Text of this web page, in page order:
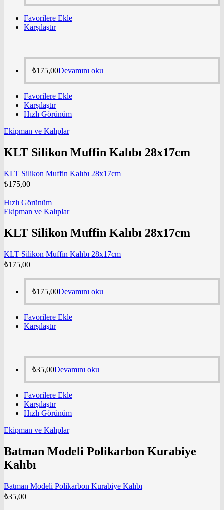
Favorilere Ekle
Karşılaştır
₺175,00Devamını oku
Favorilere Ekle
Karşılaştır
Hızlı Görünüm
Ekipman ve Kalıplar
KLT Silikon Muffin Kalıbı 28x17cm
KLT Silikon Muffin Kalıbı 28x17cm
₺175,00
Hızlı Görünüm
Ekipman ve Kalıplar
KLT Silikon Muffin Kalıbı 28x17cm
KLT Silikon Muffin Kalıbı 28x17cm
₺175,00
₺175,00Devamını oku
Favorilere Ekle
Karşılaştır
₺35,00Devamını oku
Favorilere Ekle
Karşılaştır
Hızlı Görünüm
Ekipman ve Kalıplar
Batman Modeli Polikarbon Kurabiye
Kalıbı
Batman Modeli Polikarbon Kurabiye Kalıbı
₺35,00